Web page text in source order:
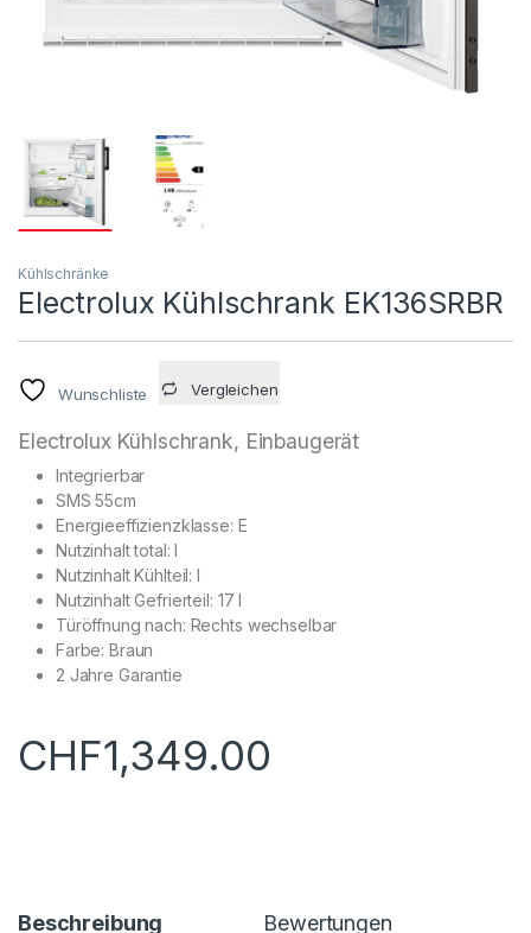
Kühlschränke
Electrolux Kühlschrank EK136SRBR
Wunschliste Vergleichen
Electrolux Kühlschrank, Einbaugerät
Integrierbar
SMS 55cm
Energieeffizienzklasse: E
Nutzinhalt total: l
Nutzinhalt Kühlteil: l
Nutzinhalt Gefrierteil: 17 l
Türöffnung nach: Rechts wechselbar
Farbe: Braun
2 Jahre Garantie
CHF1,349.00
Beschreibung Bewertungen